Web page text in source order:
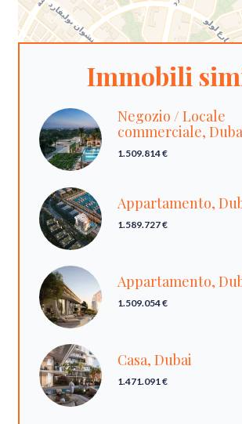
Immobili
Negozio / Locale
commerciale,
1.509.814 €
Appartamento,
1.589.727 €
Appartamento,
1.509.054 €
Casa, Dubai
1.471.091 €